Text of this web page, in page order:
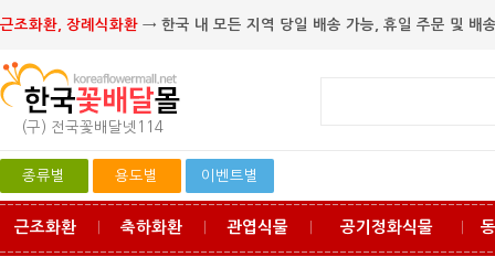
근조화환, 장례식화환 → 한국 내 모든 지역 당일 배송 가능, 휴일 주문 및 배
(구) 전국꽃배달넷114
종류별 용도별 이벤트별
근조화환 축하화환 관엽식물 공기정화식물